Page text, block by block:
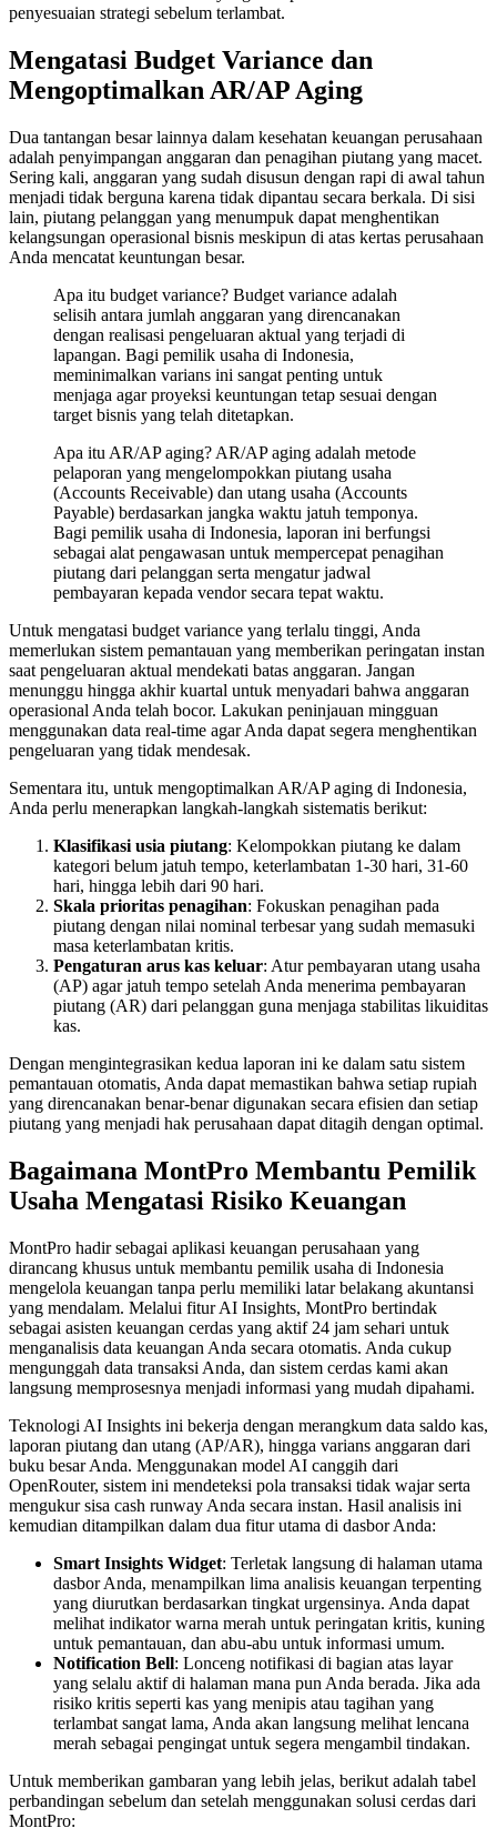
penyesuaian strategi sebelum terlambat.
Mengatasi Budget Variance dan
Mengoptimalkan AR/AP Aging
Dua tantangan besar lainnya dalam kesehatan keuangan perusahaan
adalah penyimpangan anggaran dan penagihan piutang yang macet.
Sering kali, anggaran yang sudah disusun dengan rapi di awal tahun
menjadi tidak berguna karena tidak dipantau secara berkala. Di sisi
lain, piutang pelanggan yang menumpuk dapat menghentikan
kelangsungan operasional bisnis meskipun di atas kertas perusahaan
Anda mencatat keuntungan besar.
Apa itu budget variance? Budget variance adalah
selisih antara jumlah anggaran yang direncanakan
dengan realisasi pengeluaran aktual yang terjadi di
lapangan. Bagi pemilik usaha di Indonesia,
meminimalkan varians ini sangat penting untuk
menjaga agar proyeksi keuntungan tetap sesuai dengan
target bisnis yang telah ditetapkan.
Apa itu AR/AP aging? AR/AP aging adalah metode
pelaporan yang mengelompokkan piutang usaha
(Accounts Receivable) dan utang usaha (Accounts
Payable) berdasarkan jangka waktu jatuh temponya.
Bagi pemilik usaha di Indonesia, laporan ini berfungsi
sebagai alat pengawasan untuk mempercepat penagihan
piutang dari pelanggan serta mengatur jadwal
pembayaran kepada vendor secara tepat waktu.
Untuk mengatasi budget variance yang terlalu tinggi, Anda
memerlukan sistem pemantauan yang memberikan peringatan instan
saat pengeluaran aktual mendekati batas anggaran. Jangan
menunggu hingga akhir kuartal untuk menyadari bahwa anggaran
operasional Anda telah bocor. Lakukan peninjauan mingguan
menggunakan data real-time agar Anda dapat segera menghentikan
pengeluaran yang tidak mendesak.
Sementara itu, untuk mengoptimalkan AR/AP aging di Indonesia,
Anda perlu menerapkan langkah-langkah sistematis berikut:
Klasifikasi usia piutang: Kelompokkan piutang ke dalam
kategori belum jatuh tempo, keterlambatan 1-30 hari, 31-60
hari, hingga lebih dari 90 hari.
Skala prioritas penagihan: Fokuskan penagihan pada
piutang dengan nilai nominal terbesar yang sudah memasuki
masa keterlambatan kritis.
Pengaturan arus kas keluar: Atur pembayaran utang usaha
(AP) agar jatuh tempo setelah Anda menerima pembayaran
piutang (AR) dari pelanggan guna menjaga stabilitas likuiditas
kas.
Dengan mengintegrasikan kedua laporan ini ke dalam satu sistem
pemantauan otomatis, Anda dapat memastikan bahwa setiap rupiah
yang direncanakan benar-benar digunakan secara efisien dan setiap
piutang yang menjadi hak perusahaan dapat ditagih dengan optimal.
Bagaimana MontPro Membantu Pemilik
Usaha Mengatasi Risiko Keuangan
MontPro hadir sebagai aplikasi keuangan perusahaan yang
dirancang khusus untuk membantu pemilik usaha di Indonesia
mengelola keuangan tanpa perlu memiliki latar belakang akuntansi
yang mendalam. Melalui fitur AI Insights, MontPro bertindak
sebagai asisten keuangan cerdas yang aktif 24 jam sehari untuk
menganalisis data keuangan Anda secara otomatis. Anda cukup
mengunggah data transaksi Anda, dan sistem cerdas kami akan
langsung memprosesnya menjadi informasi yang mudah dipahami.
Teknologi AI Insights ini bekerja dengan merangkum data saldo kas,
laporan piutang dan utang (AP/AR), hingga varians anggaran dari
buku besar Anda. Menggunakan model AI canggih dari
OpenRouter, sistem ini mendeteksi pola transaksi tidak wajar serta
mengukur sisa cash runway Anda secara instan. Hasil analisis ini
kemudian ditampilkan dalam dua fitur utama di dasbor Anda:
Smart Insights Widget: Terletak langsung di halaman utama
dasbor Anda, menampilkan lima analisis keuangan terpenting
yang diurutkan berdasarkan tingkat urgensinya. Anda dapat
melihat indikator warna merah untuk peringatan kritis, kuning
untuk pemantauan, dan abu-abu untuk informasi umum.
Notification Bell: Lonceng notifikasi di bagian atas layar
yang selalu aktif di halaman mana pun Anda berada. Jika ada
risiko kritis seperti kas yang menipis atau tagihan yang
terlambat sangat lama, Anda akan langsung melihat lencana
merah sebagai pengingat untuk segera mengambil tindakan.
Untuk memberikan gambaran yang lebih jelas, berikut adalah tabel
perbandingan sebelum dan setelah menggunakan solusi cerdas dari
MontPro: